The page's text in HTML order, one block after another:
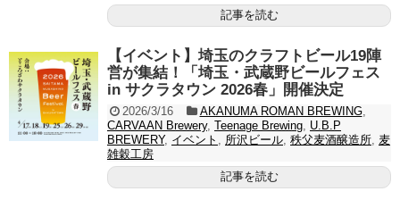
記事を読む
【イベント】埼玉のクラフトビール19陣
営が集結！「埼玉・武蔵野ビールフェス
in サクラタウン 2026春」開催決定
2026/3/16 AKANUMA ROMAN BREWING,
CARVAAN Brewery, Teenage Brewing, U.B.P
BREWERY, イベント , 所沢ビール, 秩父麦酒醸造所, 麦
雑穀工房
記事を読む